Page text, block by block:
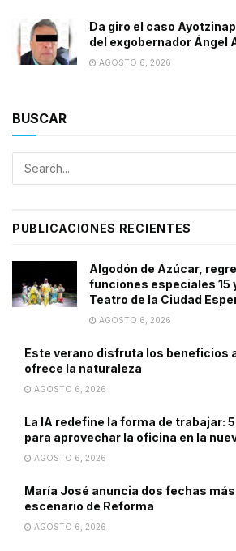
Da giro el caso
del exgobernador Ángel
AGOSTO 6, 2026
BUSCAR
PUBLICACIONES RECIENTES
Algodón de Azúcar,
funciones especiales 15
Teatro de la Ciudad
AGOSTO 6, 2026
Este verano disfruta los beneficios
ofrece la naturaleza
AGOSTO 6, 2026
La IA redefine la forma de trabajar:
para aprovechar la oficina en la
AGOSTO 6, 2026
María José anuncia dos fechas
escenario de Reforma
AGOSTO 6, 2026